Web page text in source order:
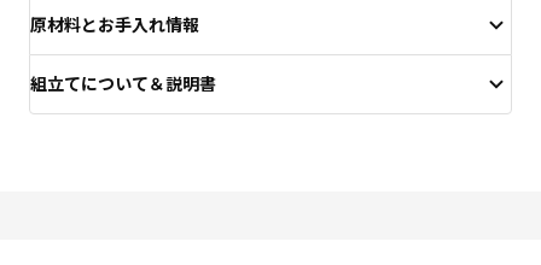
原材料とお手入れ情報
組立てについて＆説明書